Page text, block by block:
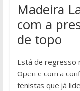
Madeira
com a
de topo
Está de regresso
Open e com a
tenistas que já